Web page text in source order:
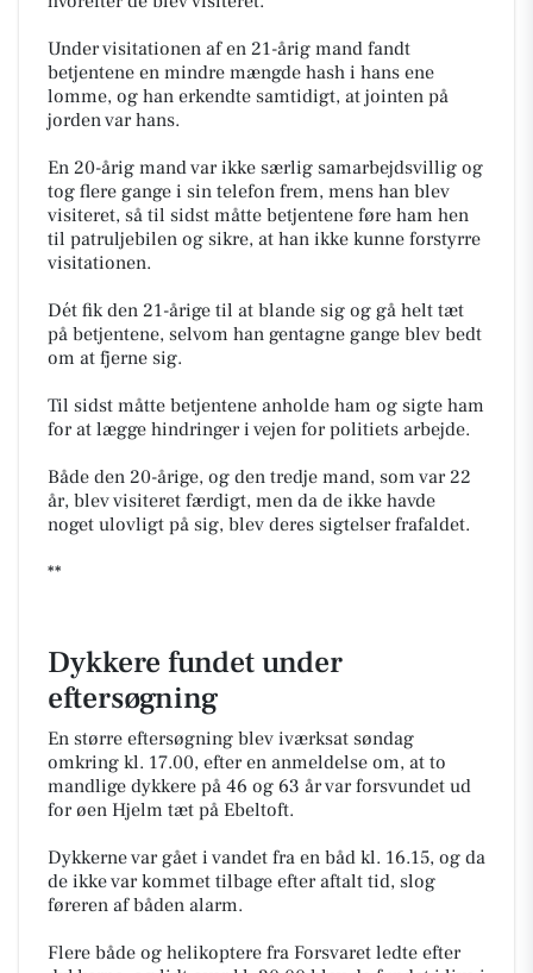
Under visitationen af en 21-årig mand fandt
betjentene en mindre mængde hash i hans ene
lomme, og han erkendte samtidigt, at jointen på
jorden var hans.
En 20-årig mand var ikke særlig samarbejdsvillig og
tog flere gange i sin telefon frem, mens han blev
visiteret, så til sidst måtte betjentene føre ham hen
til patruljebilen og sikre, at han ikke kunne forstyrre
visitationen.
Dét fik den 21-årige til at blande sig og gå helt tæt
på betjentene, selvom han gentagne gange blev bedt
om at fjerne sig.
Til sidst måtte betjentene anholde ham og sigte ham
for at lægge hindringer i vejen for politiets arbejde.
Både den 20-årige, og den tredje mand, som var 22
år, blev visiteret færdigt, men da de ikke havde
noget ulovligt på sig, blev deres sigtelser frafaldet.
**
Dykkere fundet under
eftersøgning
En større eftersøgning blev iværksat søndag
omkring kl. 17.00, efter en anmeldelse om, at to
mandlige dykkere på 46 og 63 år var forsvundet ud
for øen Hjelm tæt på Ebeltoft.
Dykkerne var gået i vandet fra en båd kl. 16.15, og da
de ikke var kommet tilbage efter aftalt tid, slog
føreren af båden alarm.
Flere både og helikoptere fra Forsvaret ledte efter